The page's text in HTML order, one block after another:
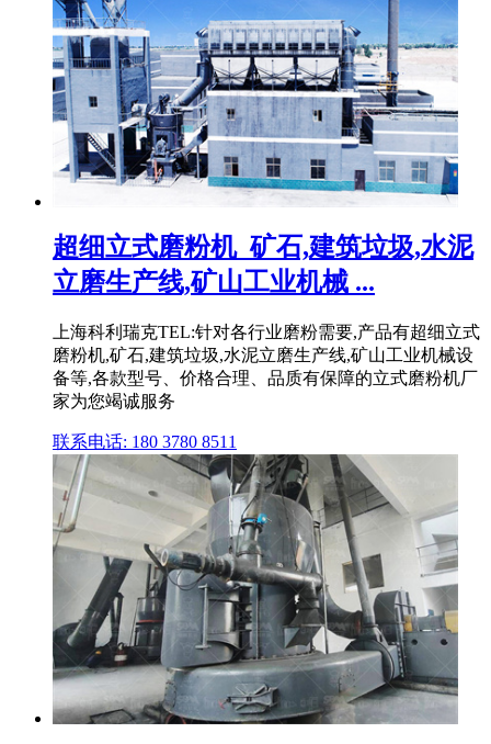
超细立式磨粉机_矿石,建筑垃圾,水泥
立磨生产线,矿山工业机械 ...
上海科利瑞克TEL:针对各行业磨粉需要,产品有超细立式
磨粉机,矿石,建筑垃圾,水泥立磨生产线,矿山工业机械设
备等,各款型号、价格合理、品质有保障的立式磨粉机厂
家为您竭诚服务
联系电话: 180 3780 8511